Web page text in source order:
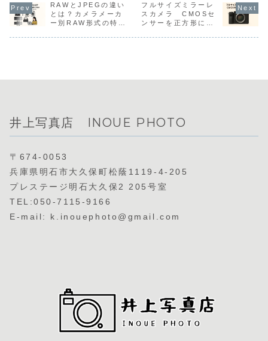
とはありません
か？なぜバウンス
撮影でWBが狂い
やすいのか?カス
タムWBとケルビ
の扱いが分かりに
くい」という声も
多く、誤解による
損を避けるため
ポットと写
するポイン
紹介します
RAWとJPEGの違い
とは？カメラメーカ
ー別RAW形式の特徴
フルサイズミラーレ
スカメラ CMOSセ
ンサーを正方形にし
井上写真店 INOUE PHOTO
〒674-0053
兵庫県明石市大久保町松蔭1119-4-205
プレステージ明石大久保2 205号室
TEL:050-7115-9166
E-mail: k.inouephoto@gmail.com